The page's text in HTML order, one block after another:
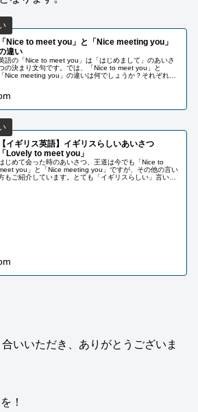
「Nice to meet you」と「Nice meeting you」
違い
語の「Nice to meet you」は「はじめまして」のあいさ
の決まり文句です。では、「Nice to meet you」と
「Nice meeting you」の違いは何でしょうか？それぞれの
【イギリス英語】イギリスらしいあいさつ
「Lovely to meet you」
じめて会った時のあいさつ、王道は今でも「Nice to
you」と「Nice meeting you」ですが、その他の言い
もご紹介しています。とても「イギリスらしい」言い方
いいただき、ありがとうございま
！